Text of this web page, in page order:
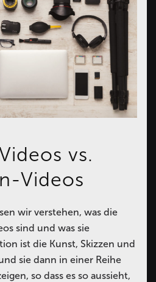
vs.
Videos
wir verstehen, was die
sind und was sie
ist die Kunst, Skizzen und
sie dann in einer Reihe
so dass es so aussieht,